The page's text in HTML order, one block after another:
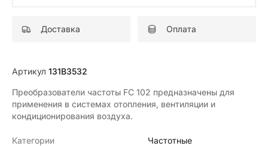
Доставка Оплата
Артикул 131B3532
Преобразователи частоты FС 102 предназначены для
применения в системах отопления, вентиляции и
кондиционирования воздуха.
Категории
Частотные